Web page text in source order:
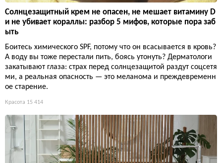
Солнцезащитный крем не опасен, не мешает витамину D
и не убивает кораллы: разбор 5 мифов, которые пора заб
ыть
Боитесь химического SPF, потому что он всасывается в кровь?
А воду вы тоже перестали пить, боясь утонуть? Дерматологи
закатывают глаза: страх перед солнцезащитой раздут соцсетя
ми, а реальная опасность — это меланома и преждевременн
ое старение.
Красота 15 414